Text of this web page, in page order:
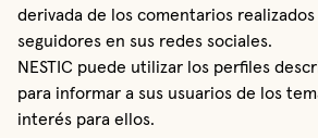
derivada de los comentarios
seguidores en sus redes sociales.
NESTIC puede utilizar los perfiles
para informar a sus usuarios de los
interés para ellos.